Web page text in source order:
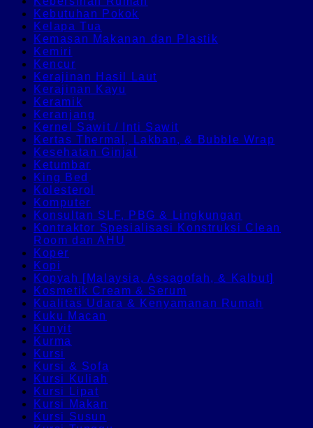
Kebutuhan Pokok
Kelapa Tua
Kemasan Makanan dan Plastik
Kemiri
Kencur
Kerajinan Hasil Laut
Kerajinan Kayu
Keramik
Keranjang
Kernel Sawit / Inti Sawit
Kertas Thermal, Lakban, & Bubble Wrap
Kesehatan Ginjal
Ketumbar
King Bed
Kolesterol
Komputer
Konsultan SLF, PBG & Lingkungan
Kontraktor Spesialisasi Konstruksi Clean
Room dan AHU
Koper
Kopi
Kopyah [Malaysia, Assagofah, & Kalbut]
Kosmetik Cream & Serum
Kualitas Udara & Kenyamanan Rumah
Kuku Macan
Kunyit
Kurma
Kursi
Kursi & Sofa
Kursi Kuliah
Kursi Lipat
Kursi Makan
Kursi Susun